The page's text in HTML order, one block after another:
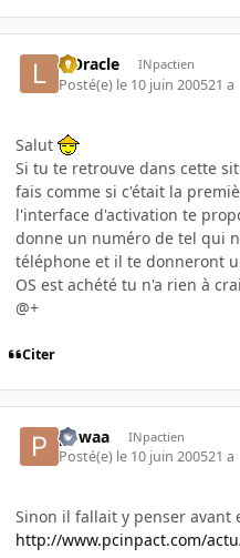
L'Oracle INpactien
Posté(e) le 10 juin 200521 a
Salut
Si tu te retrouve dans cette
fais comme si c'était la
l'interface d'activation te
donne un numéro de tel qui
téléphone et il te donneront
OS est achété tu n'a rien à
@+
Citer
powaa INpactien
Posté(e) le 10 juin 200521 a
Sinon il fallait y penser avant
http://www.pcinpact.com/